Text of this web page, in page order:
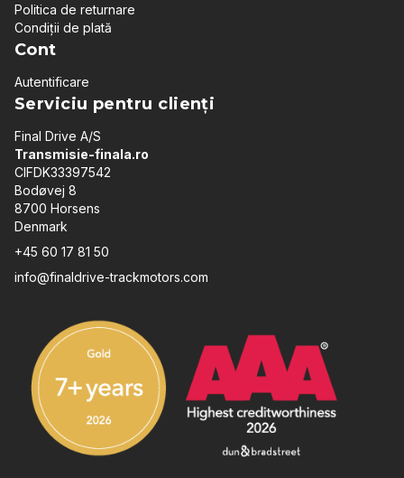
Politica de returnare
Condiții de plată
Cont
Autentificare
Serviciu pentru clienți
Final Drive A/S
Transmisie-finala.ro
CIFDK33397542
Bodøvej 8
8700 Horsens
Denmark
+45 60 17 81 50
info@finaldrive-trackmotors.com